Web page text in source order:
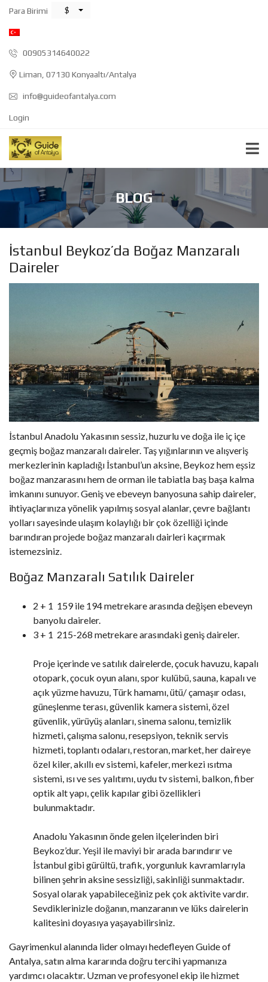
Para Birimi $
00905314640022
Liman, 07130 Konyaaltı/Antalya
info@guideofantalya.com
Login
BLOG
İstanbul Beykoz’da Boğaz Manzaralı
Daireler
İstanbul Anadolu Yakasının sessiz, huzurlu ve doğa ile iç içe
geçmiş boğaz manzaralı daireler. Taş yığınlarının ve alışveriş
merkezlerinin kapladığı İstanbul’un aksine, Beykoz hem eşsiz
boğaz manzarasını hem de orman ile tabiatla baş başa kalma
imkanını sunuyor. Geniş ve ebeveyn banyosuna sahip daireler,
ihtiyaçlarınıza yönelik yapılmış sosyal alanlar, çevre bağlantı
yolları sayesinde ulaşım kolaylığı bir çok özelliği içinde
barındıran projede boğaz manzaralı dairleri kaçırmak
istemezsiniz.
Boğaz Manzaralı Satılık Daireler
2 + 1 159 ile 194 metrekare arasında değişen ebeveyn
banyolu daireler.
3 + 1 215-268 metrekare arasındaki geniş daireler.
Proje içerinde ve satılık dairelerde, çocuk havuzu, kapalı
otopark, çocuk oyun alanı, spor kulübü, sauna, kapalı ve
açık yüzme havuzu, Türk hamamı, ütü/ çamaşır odası,
güneşlenme terası, güvenlik kamera sistemi, özel
güvenlik, yürüyüş alanları, sinema salonu, temizlik
hizmeti, çalışma salonu, resepsiyon, teknik servis
hizmeti, toplantı odaları, restoran, market, her daireye
özel kiler, akıllı ev sistemi, kafeler, merkezi ısıtma
sistemi, ısı ve ses yalıtımı, uydu tv sistemi, balkon, fiber
optik alt yapı, çelik kapılar gibi özellikleri
bulunmaktadır.
Anadolu Yakasının önde gelen ilçelerinden biri
Beykoz’dur. Yeşil ile maviyi bir arada barındırır ve
İstanbul gibi gürültü, trafik, yorgunluk kavramlarıyla
bilinen şehrin aksine sessizliği, sakinliği sunmaktadır.
Sosyal olarak yapabileceğiniz pek çok aktivite vardır.
Sevdiklerinizle doğanın, manzaranın ve lüks dairelerin
kalitesini doyasıya yaşayabilirsiniz.
Gayrimenkul alanında lider olmayı hedefleyen Guide of
Antalya, satın alma kararında doğru tercihi yapmanıza
yardımcı olacaktır. Uzman ve profesyonel ekip ile hizmet